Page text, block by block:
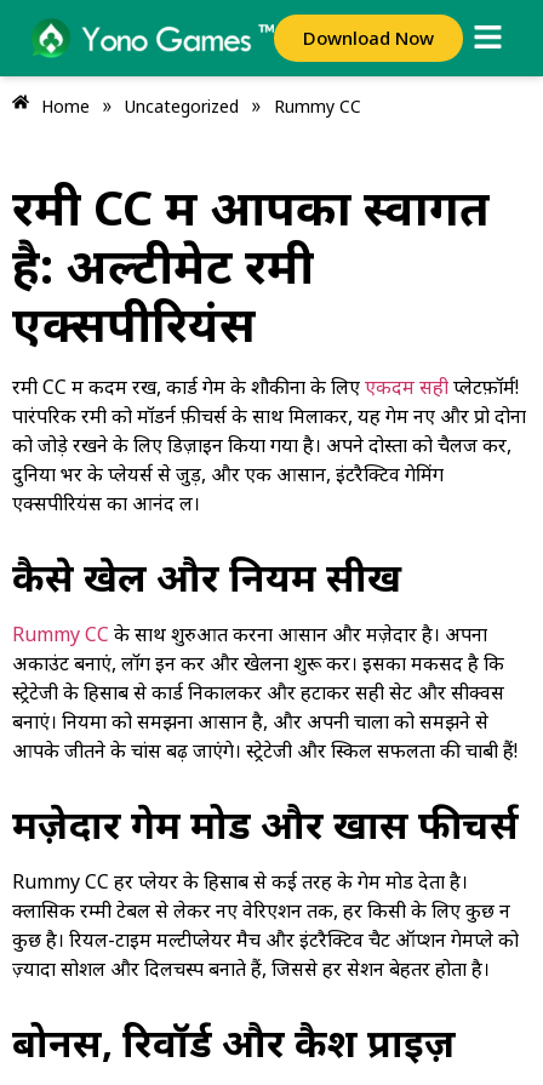
Download Now
Home » Uncategorized » Rummy CC
रमी CC में आपका स्वागत
है: अल्टीमेट रमी
एक्सपीरियंस
रमी CC में कदम रखें, कार्ड गेम के शौकीनों के लिएएकदम सहीप्लेटफ़ॉर्म!
पारंपरिक रमी को मॉडर्न फ़ीचर्स के साथ मिलाकर, यह गेम नए और प्रो दोनों
को जोड़े रखने के लिए डिज़ाइन किया गया है। अपने दोस्तों को चैलेंज करें,
दुनिया भर के प्लेयर्स से जुड़ें, और एक आसान, इंटरैक्टिव गेमिंग
एक्सपीरियंस का आनंद लें।
कैसे खेलें और नियम सीखें
Rummy CC के साथ शुरुआत करना आसान और मज़ेदार है। अपना
अकाउंट बनाएं, लॉग इन करें और खेलना शुरू करें। इसका मकसद है कि
स्ट्रेटेजी के हिसाब से कार्ड निकालकर और हटाकर सही सेट और सीक्वेंस
बनाएं। नियमों को समझना आसान है, और अपनी चालों को समझने से
आपके जीतने के चांस बढ़ जाएंगे। स्ट्रेटेजी और स्किल सफलता की चाबी हैं!
मज़ेदार गेम मोड और खास फीचर्स
Rummy CC हर प्लेयर के हिसाब से कई तरह के गेम मोड देता है।
क्लासिक रम्मी टेबल से लेकर नए वेरिएशन तक, हर किसी के लिए कुछ न
कुछ है। रियल-टाइम मल्टीप्लेयर मैच और इंटरैक्टिव चैट ऑप्शन गेमप्ले को
ज़्यादा सोशल और दिलचस्प बनाते हैं, जिससे हर सेशन बेहतर होता है।
बोनस, रिवॉर्ड और कैश प्राइज़